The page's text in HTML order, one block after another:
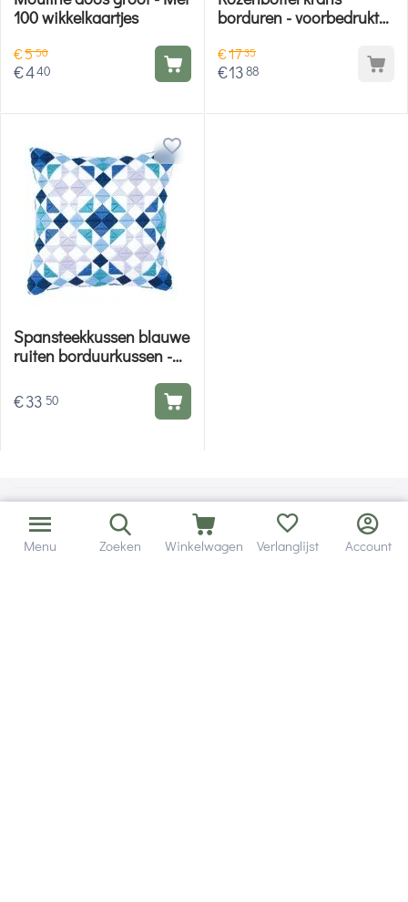
100 wikkelkaartjes
€550
€440
borduren - voorbedrukt
Design
€1735
€1388
Spansteekkussen blauwe
ruiten borduurkussen -
€33 50
Menu Zoeken Winkelwagen Verlanglijst Account